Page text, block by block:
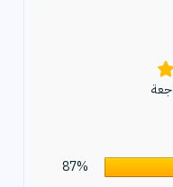
87%